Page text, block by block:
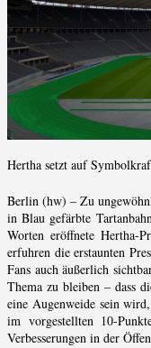
Hertha setzt auf
Berlin (hw) – Zu
in Blau gefärbte
Worten eröffnete Hertha-
erfuhren die erstaunten
Fans auch äußerlich
Thema zu bleiben – dass
eine Augenweide sein
im vorgestellten 10-
Verbesserungen in der